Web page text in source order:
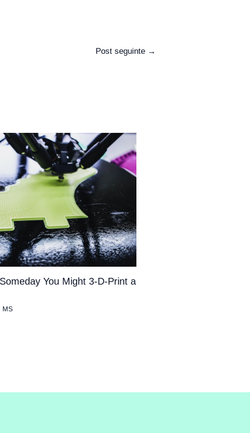
Post seguinte →
You Might 3-D-Print a
MS